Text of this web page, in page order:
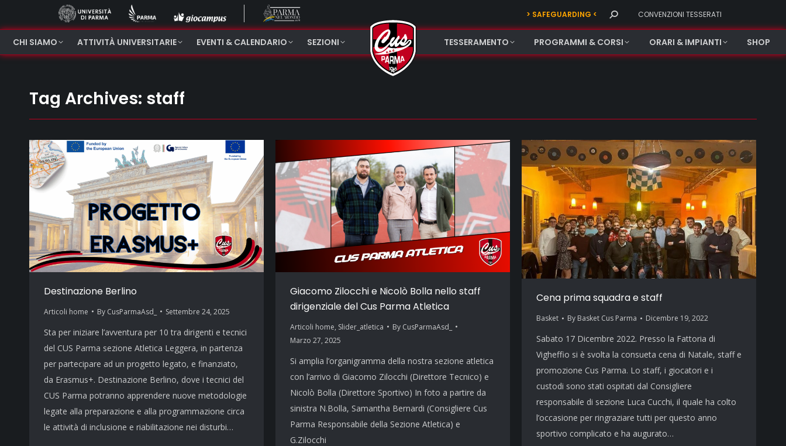
> SAFEGUARDING < Search: CONVENZIONI TESSERATI
CHI SIAMO ATTIVITÀ UNIVERSITARIE EVENTI & CALENDARIO SEZIONI TESSERAMENTO PROGRAMMI & CORSI ORARI & IMPIANTI SHOP
Tag Archives: staff
Destinazione Berlino
Articoli home By CusParmaAsd_ Settembre 24, 2025
Sta per iniziare l’avventura per 10 tra dirigenti e tecnici
del CUS Parma sezione Atletica Leggera, in partenza
per partecipare ad un progetto legato, e finanziato,
da Erasmus+. Destinazione Berlino, dove i tecnici del
CUS Parma potranno apprendere nuove metodologie
legate alla preparazione e alla programmazione circa
le attività di inclusione e riabilitazione nei disturbi…
Giacomo Zilocchi e Nicolò Bolla nello staff
dirigenziale del Cus Parma Atletica
Articoli home, Slider_atletica By CusParmaAsd_
Marzo 27, 2025
Si amplia l’organigramma della nostra sezione atletica
con l’arrivo di Giacomo Zilocchi (Direttore Tecnico) e
Nicolò Bolla (Direttore Sportivo) In foto a partire da
sinistra N.Bolla, Samantha Bernardi (Consigliere Cus
Parma Responsabile della Sezione Atletica) e
G.Zilocchi
Cena prima squadra e staff
Basket By Basket Cus Parma Dicembre 19, 2022
Sabato 17 Dicembre 2022. Presso la Fattoria di
Vigheffio si è svolta la consueta cena di Natale, staff e
promozione Cus Parma. Lo staff, i giocatori e i
custodi sono stati ospitati dal Consigliere
responsabile di sezione Luca Cucchi, il quale ha colto
l’occasione per ringraziare tutti per questo anno
sportivo complicato e ha augurato…